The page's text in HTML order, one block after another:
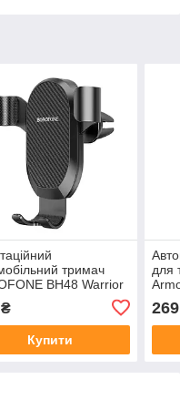
тримач
BH48 Warrior
Купити
для
на
269